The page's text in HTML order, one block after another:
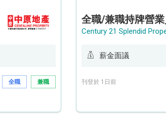
全職 兼職
薪金面議
刊登於 1日前